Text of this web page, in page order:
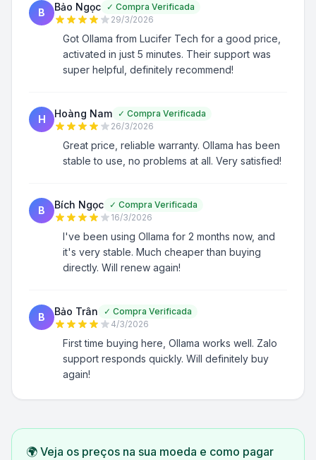
B Bảo Ngọc ✓ Compra Verificada
29/3/2026
Got Ollama from Lucifer Tech for a good price,
activated in just 5 minutes. Their support was
super helpful, definitely recommend!
H Hoàng Nam ✓ Compra Verificada
26/3/2026
Great price, reliable warranty. Ollama has been
stable to use, no problems at all. Very satisfied!
B Bích Ngọc ✓ Compra Verificada
16/3/2026
I've been using Ollama for 2 months now, and
it's very stable. Much cheaper than buying
directly. Will renew again!
B Bảo Trân ✓ Compra Verificada
4/3/2026
First time buying here, Ollama works well. Zalo
support responds quickly. Will definitely buy
again!
🌍 Veja os preços na sua moeda e como pagar